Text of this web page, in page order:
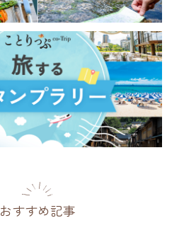
おすすめ記事